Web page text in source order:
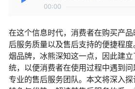
00:00
在这个信息时代，消费者在购买产
后服务质量以及售后支持的便捷程
烟品牌，冰熊深知这一点，因此建
统，以便消费者在使用过程中遇到
专业的售后服务团队。本文将深入